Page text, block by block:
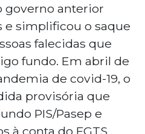
governo anterior
e simplificou o saque
falecidas que
fundo. Em abril de
de covid-19, o
provisória que
PIS/Pasep e
à conta do FGTS